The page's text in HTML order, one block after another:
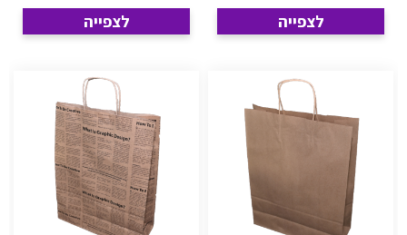
לצפייה לצפייה